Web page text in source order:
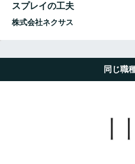
スプレイの工夫
株式会社ネクサス
同じ職